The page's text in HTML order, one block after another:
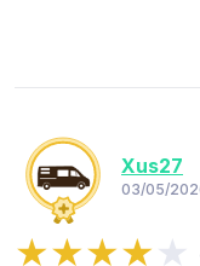
Xus27
03/05/